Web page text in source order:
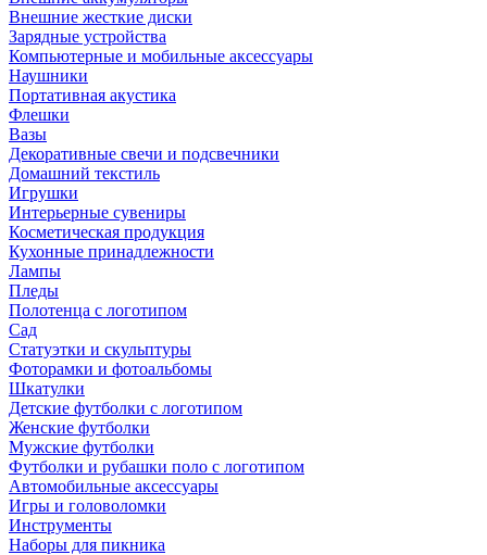
Внешние жесткие диски
Зарядные устройства
Компьютерные и мобильные аксессуары
Наушники
Портативная акустика
Флешки
Вазы
Декоративные свечи и подсвечники
Домашний текстиль
Игрушки
Интерьерные сувениры
Косметическая продукция
Кухонные принадлежности
Лампы
Пледы
Полотенца с логотипом
Сад
Статуэтки и скульптуры
Фоторамки и фотоальбомы
Шкатулки
Детские футболки с логотипом
Женские футболки
Мужские футболки
Футболки и рубашки поло с логотипом
Автомобильные аксессуары
Игры и головоломки
Инструменты
Наборы для пикника